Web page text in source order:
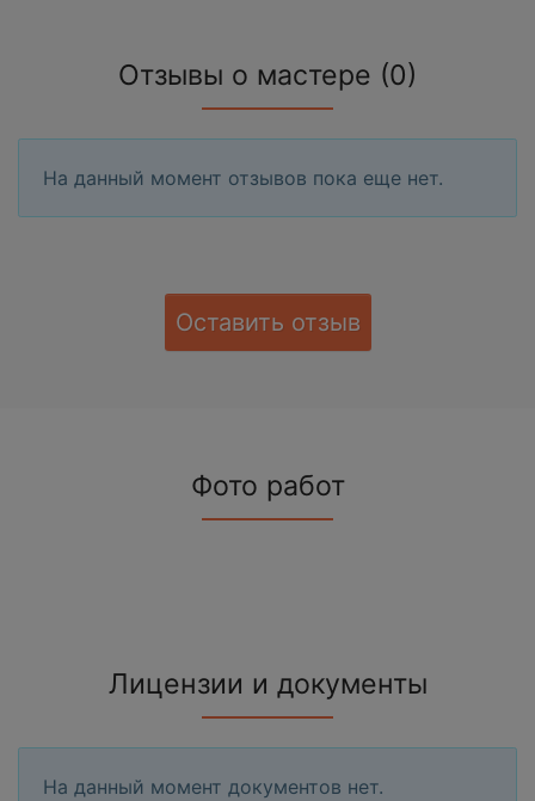
Отзывы о мастере (0)
На данный момент отзывов пока еще нет.
Оставить отзыв
Фото работ
Лицензии и документы
На данный момент документов нет.